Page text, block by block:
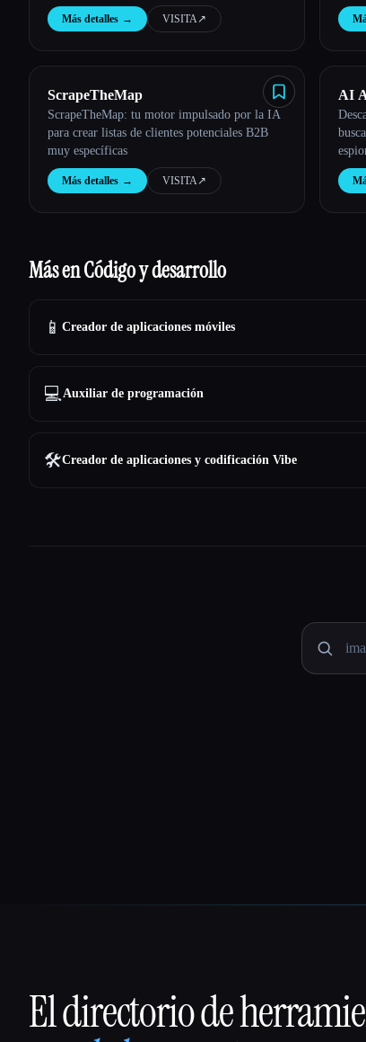
avanzada utiliza tecnología de IA para ofrecer
una protección integral.
Más detalles → VISITA↗︎
ScrapeTheMap
ScrapeTheMap: tu motor impulsado por la IA
para crear listas de clientes potenciales B2B
muy específicas
Más detalles → VISITA↗︎
AI
Más en Código y desarrollo
📱 Creador de aplicaciones móviles
💻Auxiliar de programación
🛠️Creador de aplicaciones y codificación Vibe
That AI Collection
El directorio de